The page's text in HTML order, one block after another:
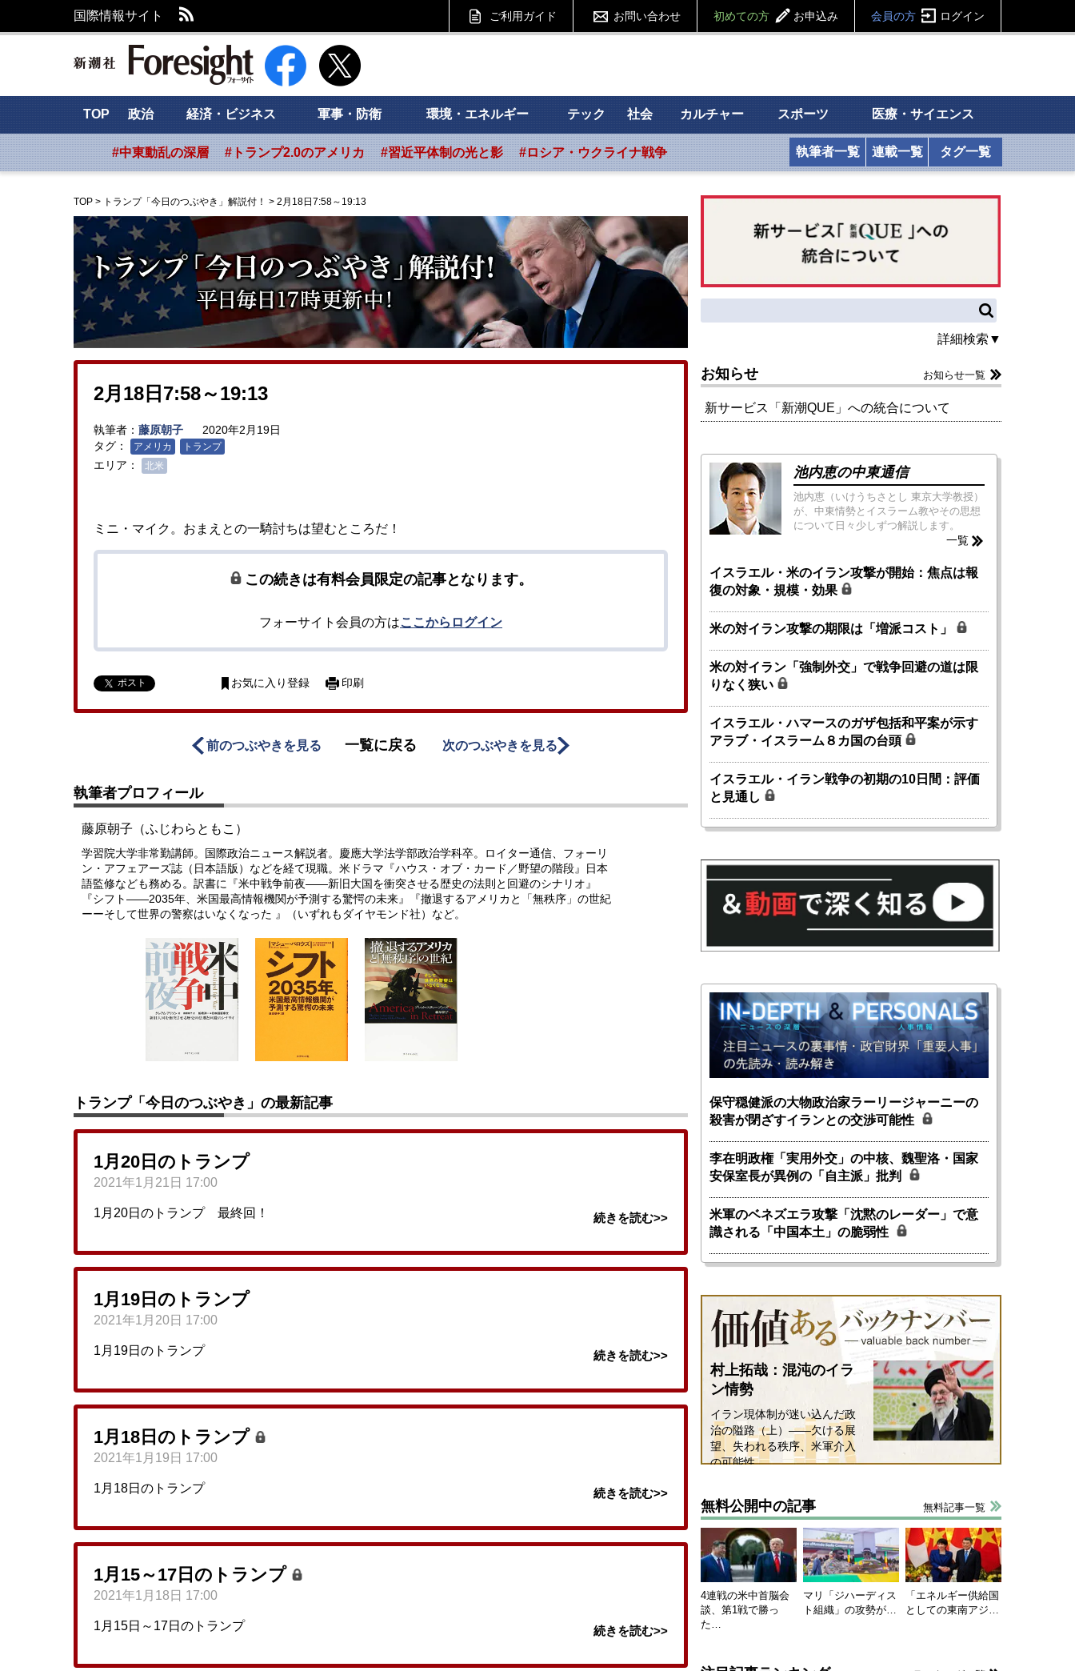
国際情報サイト ご利用ガイド お問い合わせ 初めての方 お申込み 会員の方 ログイン
新潮社 Foresight フォーサイト
TOP 政治 経済・ビジネス 軍事・防衛 環境・エネルギー テック 社会 カルチャー スポーツ 医療・サイエンス
#中東動乱の深層 #トランプ2.0のアメリカ #習近平体制の光と影 #ロシア・ウクライナ戦争 執筆者一覧 連載一覧 タグ一覧
TOP > トランプ「今日のつぶやき」解説付！ > 2月18日7:58～19:13
2月18日7:58～19:13
執筆者： 藤原朝子
2020年2月19日
タグ：
アメリカ トランプ
エリア： 北米
ミニ・マイク。おまえとの一騎討ちは望むところだ！
この続きは有料会員限定の記事となります。
フォーサイト会員の方はここからログイン
ポスト お気に入り登録 印刷
前のつぶやきを見る 一覧に戻る 次のつぶやきを見る
執筆者プロフィール
藤原朝子（ふじわらともこ）
学習院大学非常勤講師。国際政治ニュース解説者。慶應大学法学部政治学科卒。ロイター通信、フォーリ
ン・アフェアーズ誌（日本語版）などを経て現職。米ドラマ『ハウス・オブ・カード／野望の階段』日本
語監修なども務める。訳書に『米中戦争前夜――新旧大国を衝突させる歴史の法則と回避のシナリオ』
『シフト――2035年、米国最高情報機関が予測する驚愕の未来』『撤退するアメリカと「無秩序」の世紀
ーーそして世界の警察はいなくなった 』（いずれもダイヤモンド社）など。
トランプ「今日のつぶやき」の最新記事
1月20日のトランプ
2021年1月21日 17:00
1月20日のトランプ 最終回！ 続きを読む>>
1月19日のトランプ
2021年1月20日 17:00
1月19日のトランプ 続きを読む>>
1月18日のトランプ
2021年1月19日 17:00
1月18日のトランプ 続きを読む>>
1月15～17日のトランプ
2021年1月18日 17:00
1月15日～17日のトランプ 続きを読む>>
詳細検索▼
お知らせ お知らせ一覧
新サービス「新潮QUE」への統合について
池内恵の中東通信
池内恵（いけうちさとし 東京大学教授）
が、中東情勢とイスラーム教やその思想
について日々少しずつ解説します。
一覧
イスラエル・米のイラン攻撃が開始：焦点は報
復の対象・規模・効果
米の対イラン攻撃の期限は「増派コスト」
米の対イラン「強制外交」で戦争回避の道は限
りなく狭い
イスラエル・ハマースのガザ包括和平案が示す
アラブ・イスラーム８カ国の台頭
イスラエル・イラン戦争の初期の10日間：評価
と見通し
保守穏健派の大物政治家ラーリージャーニーの
殺害が閉ざすイランとの交渉可能性
李在明政権「実用外交」の中核、魏聖洛・国家
安保室長が異例の「自主派」批判
米軍のベネズエラ攻撃「沈黙のレーダー」で意
識される「中国本土」の脆弱性
村上拓哉：混沌のイラ
ン情勢
イラン現体制が迷い込んだ政
治の隘路（上）――欠ける展
望、失われる秩序、米軍介入
の可能性
無料公開中の記事 無料記事一覧
4連戦の米中首脳会
談、第1戦で勝っ
た…
マリ「ジハーディス
ト組織」の攻勢が…
「エネルギー供給国
としての東南アジ…